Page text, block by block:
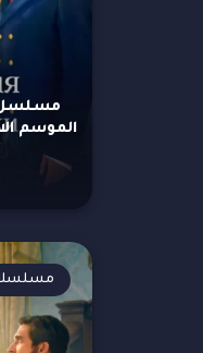
الموسم الاول